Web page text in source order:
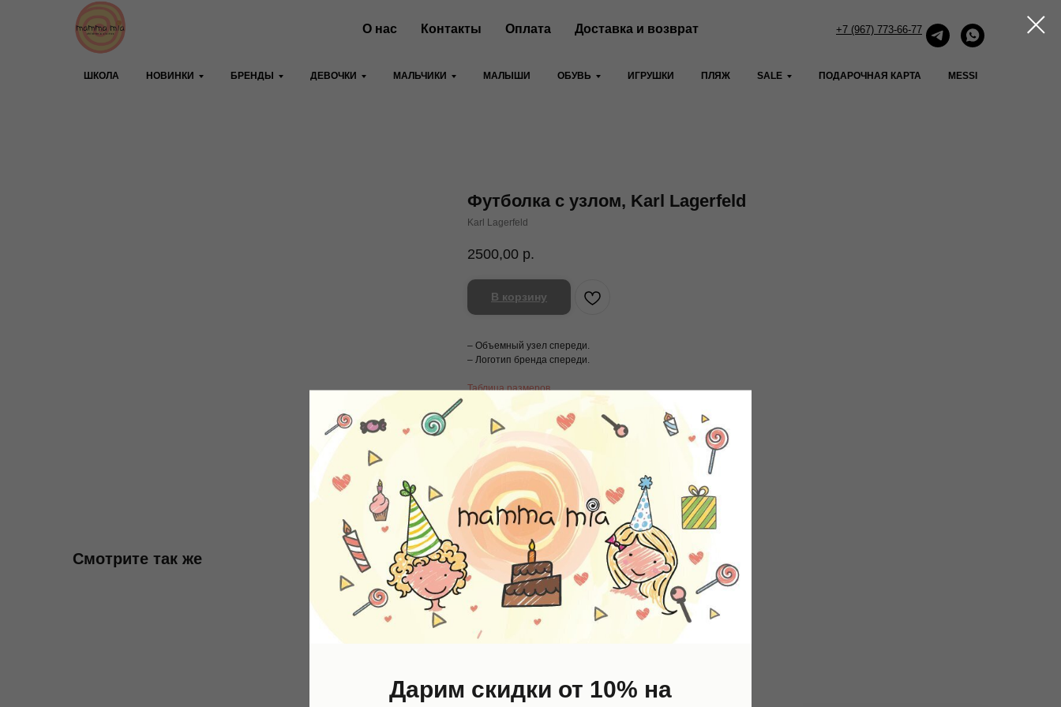
О нас Контакты Оплата Доставка и возврат +7 (967) 773-66-77
ШКОЛА НОВИНКИ БРЕНДЫ ДЕВОЧКИ МАЛЬЧИКИ МАЛЫШИ ОБУВЬ ИГРУШКИ ПЛЯЖ SALE ПОДАРОЧНАЯ КАРТА MESSI
Футболка c узлом, Karl Lagerfeld
Karl Lagerfeld
2500,00 р.
В корзину
– Объемный узел спереди.
– Логотип бренда спереди.
Таблица размеров
Страна дизайна: Франция
Страна производитель: Китай
Состав: 47% хлопок, 46% модал, 7% эластан
Цвет: Розовый
Тип: Футболки, топы
Пол: Девочки
Смотрите так же
Дарим скидки от 10% на